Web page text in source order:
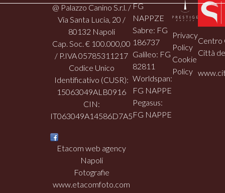
@ Palazzo Canino S.r.l. /
Via Santa Lucia, 20 /
80132 Napoli
Cap. Soc. € 100.000,00
/ P.IVA 05785311217
Codice Unico
Identificativo (CUSR):
15063049ALB0916
CIN:
IT063049A14586D7A5
Etacom web agency
Napoli
Fotografie
www.etacomfoto.com
FG
NAPPZE
Sabre: FG
186737
Galileo: FG
82811
Worldspan:
FG NAPPE
Pegasus:
FG NAPPE
Privacy
Policy
Cookie
Policy
Centro
Città